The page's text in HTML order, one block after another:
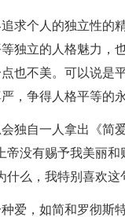
求个人的独立性的
独立的人格魅力，
也不美。可以说是
，争得人格平等的
独自一人拿出《简
帝没有赐予我美丽
么，我特别喜欢这
爱，如简和罗彻斯